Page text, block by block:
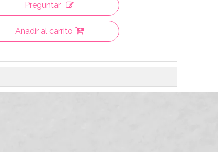
Preguntar
Añadir al carrito